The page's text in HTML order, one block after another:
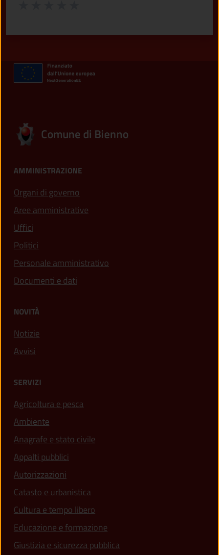
Comune di Bienno
AMMINISTRAZIONE
Organi di governo
Aree amministrative
Uffici
Politici
Personale amministrativo
Documenti e dati
NOVITÀ
Notizie
Avvisi
SERVIZI
Agricoltura e pesca
Ambiente
Anagrafe e stato civile
Appalti pubblici
Autorizzazioni
Catasto e urbanistica
Cultura e tempo libero
Educazione e formazione
Giustizia e sicurezza pubblica